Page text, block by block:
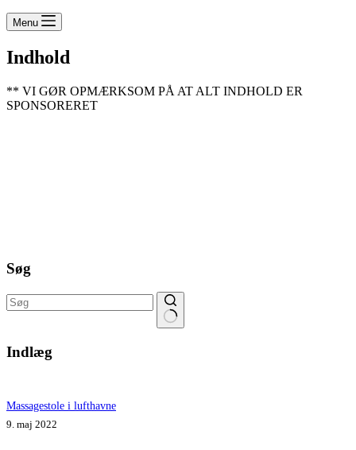
Menu
Indhold
** VI GØR OPMÆRKSOM PÅ AT ALT INDHOLD ER
SPONSORERET
Søg
resultater
Indlæg
Massagestole i lufthavne
9. maj 2022